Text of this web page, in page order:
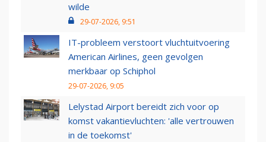
wilde
29-07-2026, 9:51
IT-probleem verstoort vluchtuitvoering
American Airlines, geen gevolgen
merkbaar op Schiphol
29-07-2026, 9:05
Lelystad Airport bereidt zich voor op
komst vakantievluchten: 'alle vertrouwen
in de toekomst'